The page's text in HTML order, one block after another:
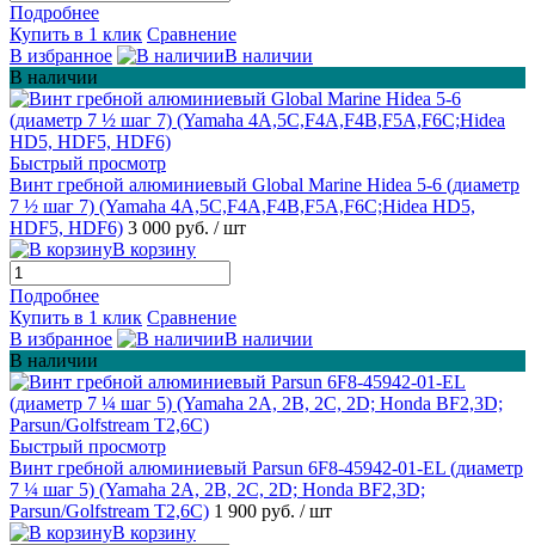
Подробнее
Купить в 1 клик Сравнение
В избранное
В наличии
В наличии
Быстрый просмотр
Винт гребной алюминиевый Global Marine Hidea 5-6 (диаметр
7 ½ шаг 7) (Yamaha 4A,5C,F4A,F4B,F5A,F6C;Hidea HD5,
HDF5, HDF6) 3 000 руб. / шт
В корзину
Подробнее
Купить в 1 клик Сравнение
В избранное
В наличии
В наличии
Быстрый просмотр
Винт гребной алюминиевый Parsun 6F8-45942-01-EL (диаметр
7 ¼ шаг 5) (Yamaha 2A, 2B, 2C, 2D; Honda BF2,3D;
Parsun/Golfstream T2,6C) 1 900 руб. / шт
В корзину